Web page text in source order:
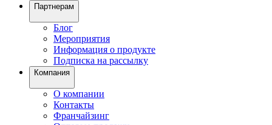
Партнерам
Блог
Мероприятия
Информация о продукте
Подписка на рассылку
Компания
О компании
Контакты
Франчайзинг